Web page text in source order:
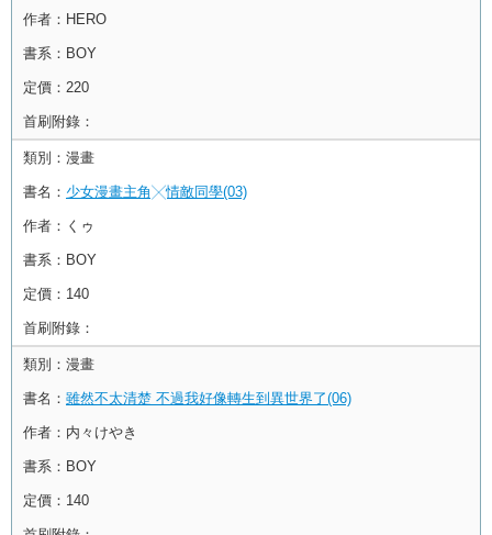
作者： HERO
書系： BOY
定價： 220
首刷附錄：
類別： 漫畫
書名： 少女漫畫主角╳情敵同學(03)
作者： くゥ
書系： BOY
定價： 140
首刷附錄：
類別： 漫畫
書名： 雖然不太清楚 不過我好像轉生到異世界了(06)
作者： 内々けやき
書系： BOY
定價： 140